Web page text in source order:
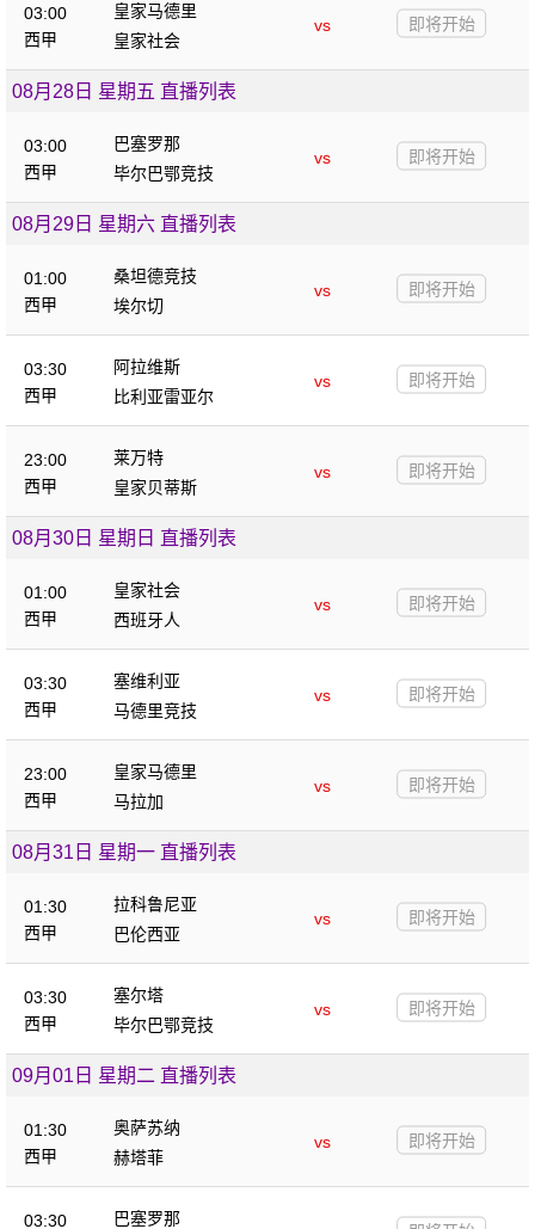
03:00
西甲
皇家马德里
vs
皇家社会
即将开始
08月28日 星期五 直播列表
03:00
西甲
巴塞罗那
vs
毕尔巴鄂竞技
即将开始
08月29日 星期六 直播列表
01:00
西甲
桑坦德竞技
vs
埃尔切
即将开始
03:30
西甲
阿拉维斯
vs
比利亚雷亚尔
即将开始
23:00
西甲
莱万特
vs
皇家贝蒂斯
即将开始
08月30日 星期日 直播列表
01:00
西甲
皇家社会
vs
西班牙人
即将开始
03:30
西甲
塞维利亚
vs
马德里竞技
即将开始
23:00
西甲
皇家马德里
vs
马拉加
即将开始
08月31日 星期一 直播列表
01:30
西甲
拉科鲁尼亚
vs
巴伦西亚
即将开始
03:30
西甲
塞尔塔
vs
毕尔巴鄂竞技
即将开始
09月01日 星期二 直播列表
01:30
西甲
奥萨苏纳
vs
赫塔菲
即将开始
03:30 巴塞罗那